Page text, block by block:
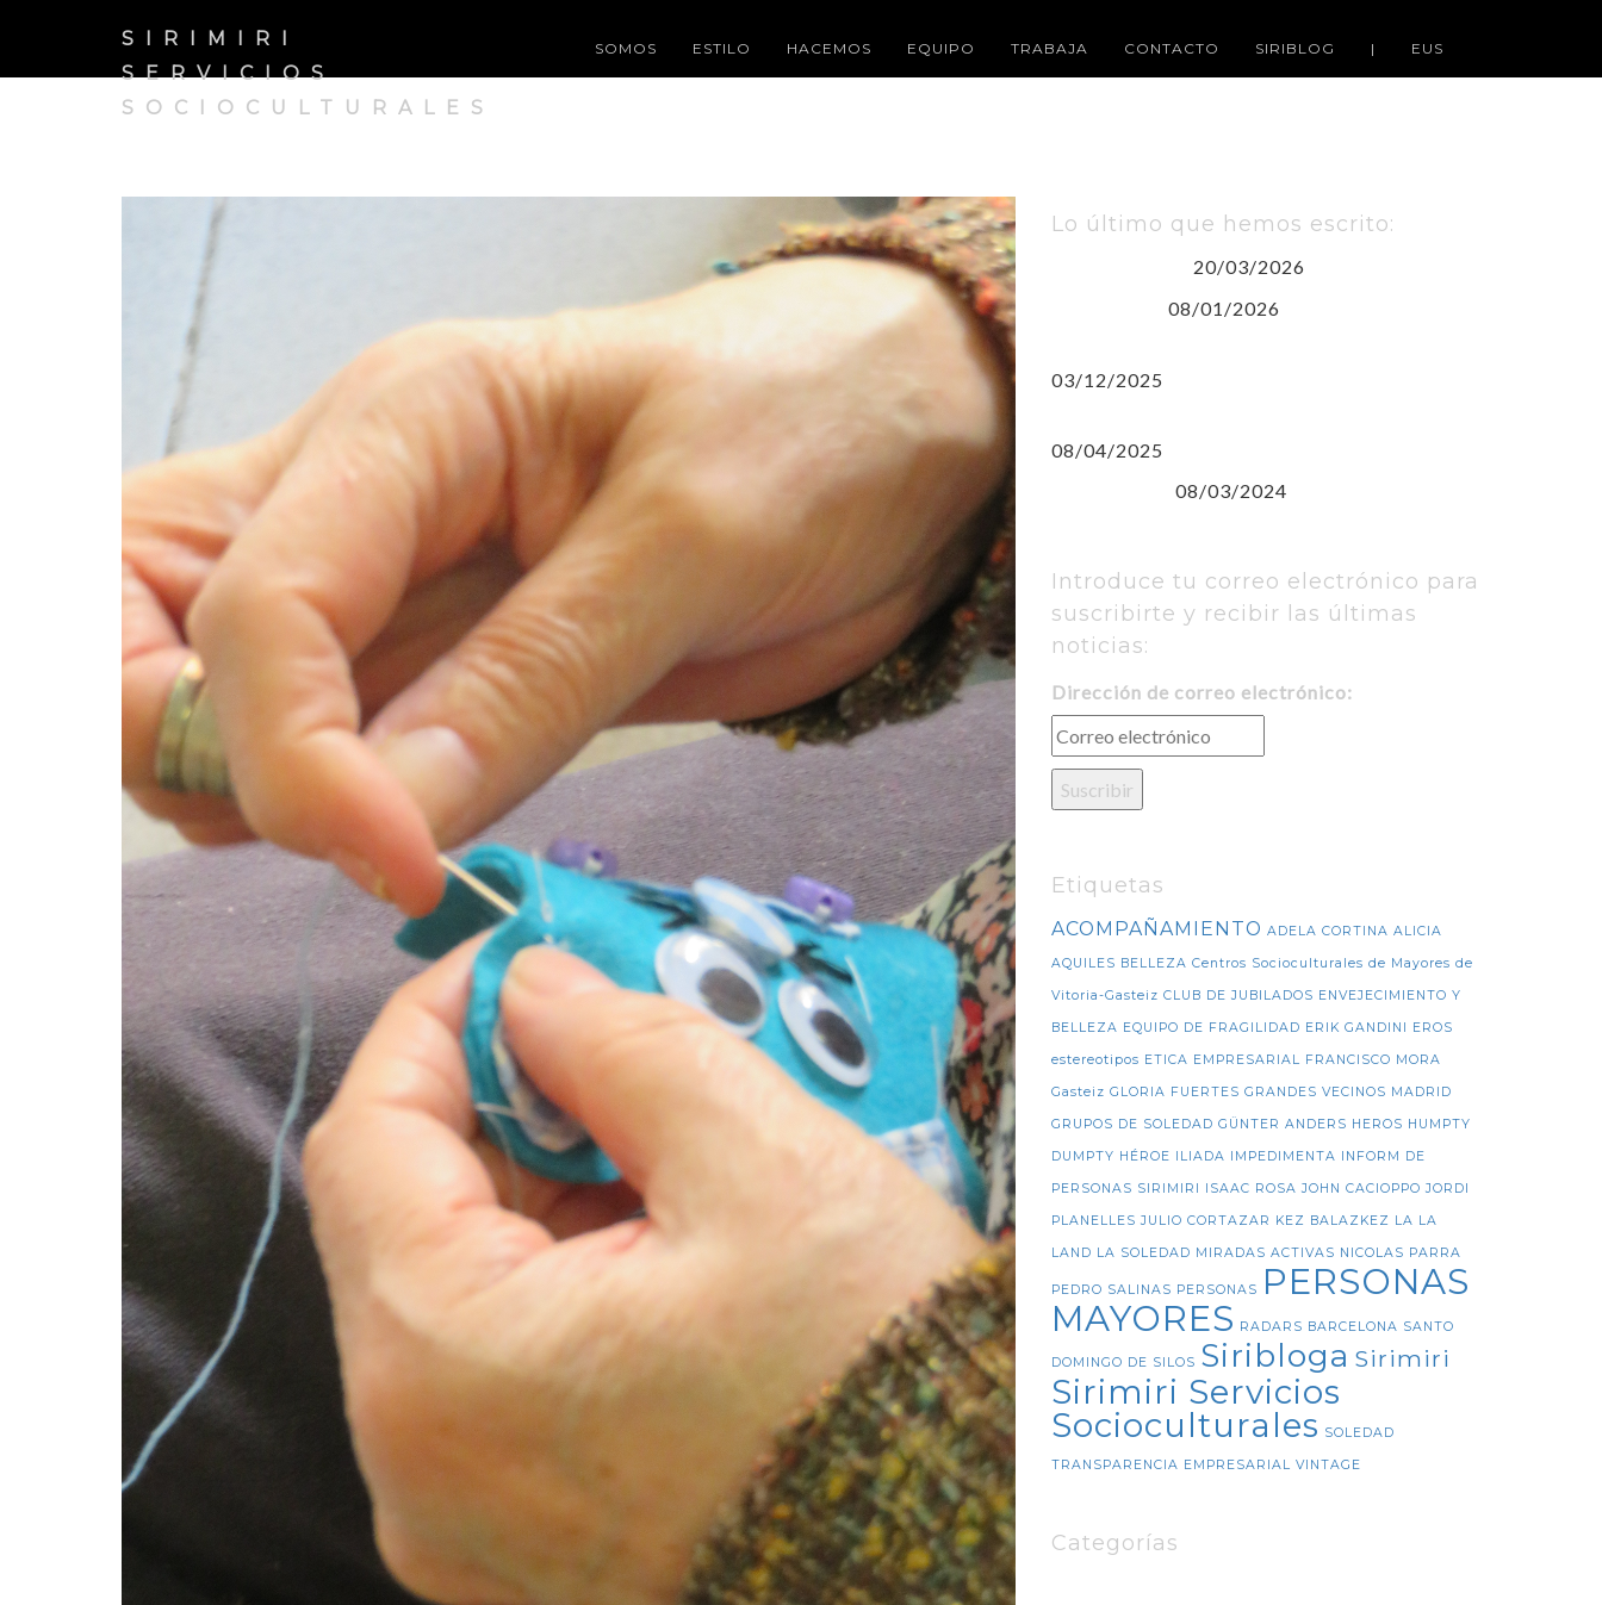
SIRIMIRI
SERVICIOS
SOCIOCULTURALES
SOMOS ESTILO HACEMOS EQUIPO TRABAJA CONTACTO SIRIBLOG | EUS
Lo último que hemos escrito:
20/03/2026
08/01/2026
03/12/2025
08/04/2025
08/03/2024
Introduce tu correo electrónico para
suscribirte y recibir las últimas
noticias:
Dirección de correo electrónico:
Etiquetas
ACOMPAÑAMIENTO ADELA CORTINA ALICIA
AQUILES BELLEZA Centros Socioculturales de Mayores de
Vitoria-Gasteiz CLUB DE JUBILADOS ENVEJECIMIENTO Y
BELLEZA EQUIPO DE FRAGILIDAD ERIK GANDINI EROS
estereotipos ETICA EMPRESARIAL FRANCISCO MORA
Gasteiz GLORIA FUERTES GRANDES VECINOS MADRID
GRUPOS DE SOLEDAD GÜNTER ANDERS HEROS HUMPTY
DUMPTY HÉROE ILIADA IMPEDIMENTA INFORM DE
PERSONAS SIRIMIRI ISAAC ROSA JOHN CACIOPPO JORDI
PLANELLES JULIO CORTAZAR KEZ BALAZKEZ LA LA
LAND LA SOLEDAD MIRADAS ACTIVAS NICOLAS PARRA
PEDRO SALINAS PERSONAS
PERSONAS
MAYORES RADARS BARCELONA SANTO
DOMINGO DE SILOS Siribloga Sirimiri
Sirimiri Servicios
Socioculturales SOLEDAD
TRANSPARENCIA EMPRESARIAL VINTAGE
Categorías